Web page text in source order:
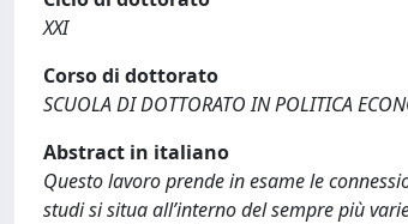
XXI
Corso di dottorato
SCUOLA DI DOTTORATO IN POLITICA
Abstract in italiano
Questo lavoro prende in esame le
studi si situa all’interno del sempre più